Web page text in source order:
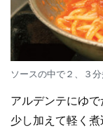
ソースの中で２、３
アルデンテにゆ
少し加えて軽く